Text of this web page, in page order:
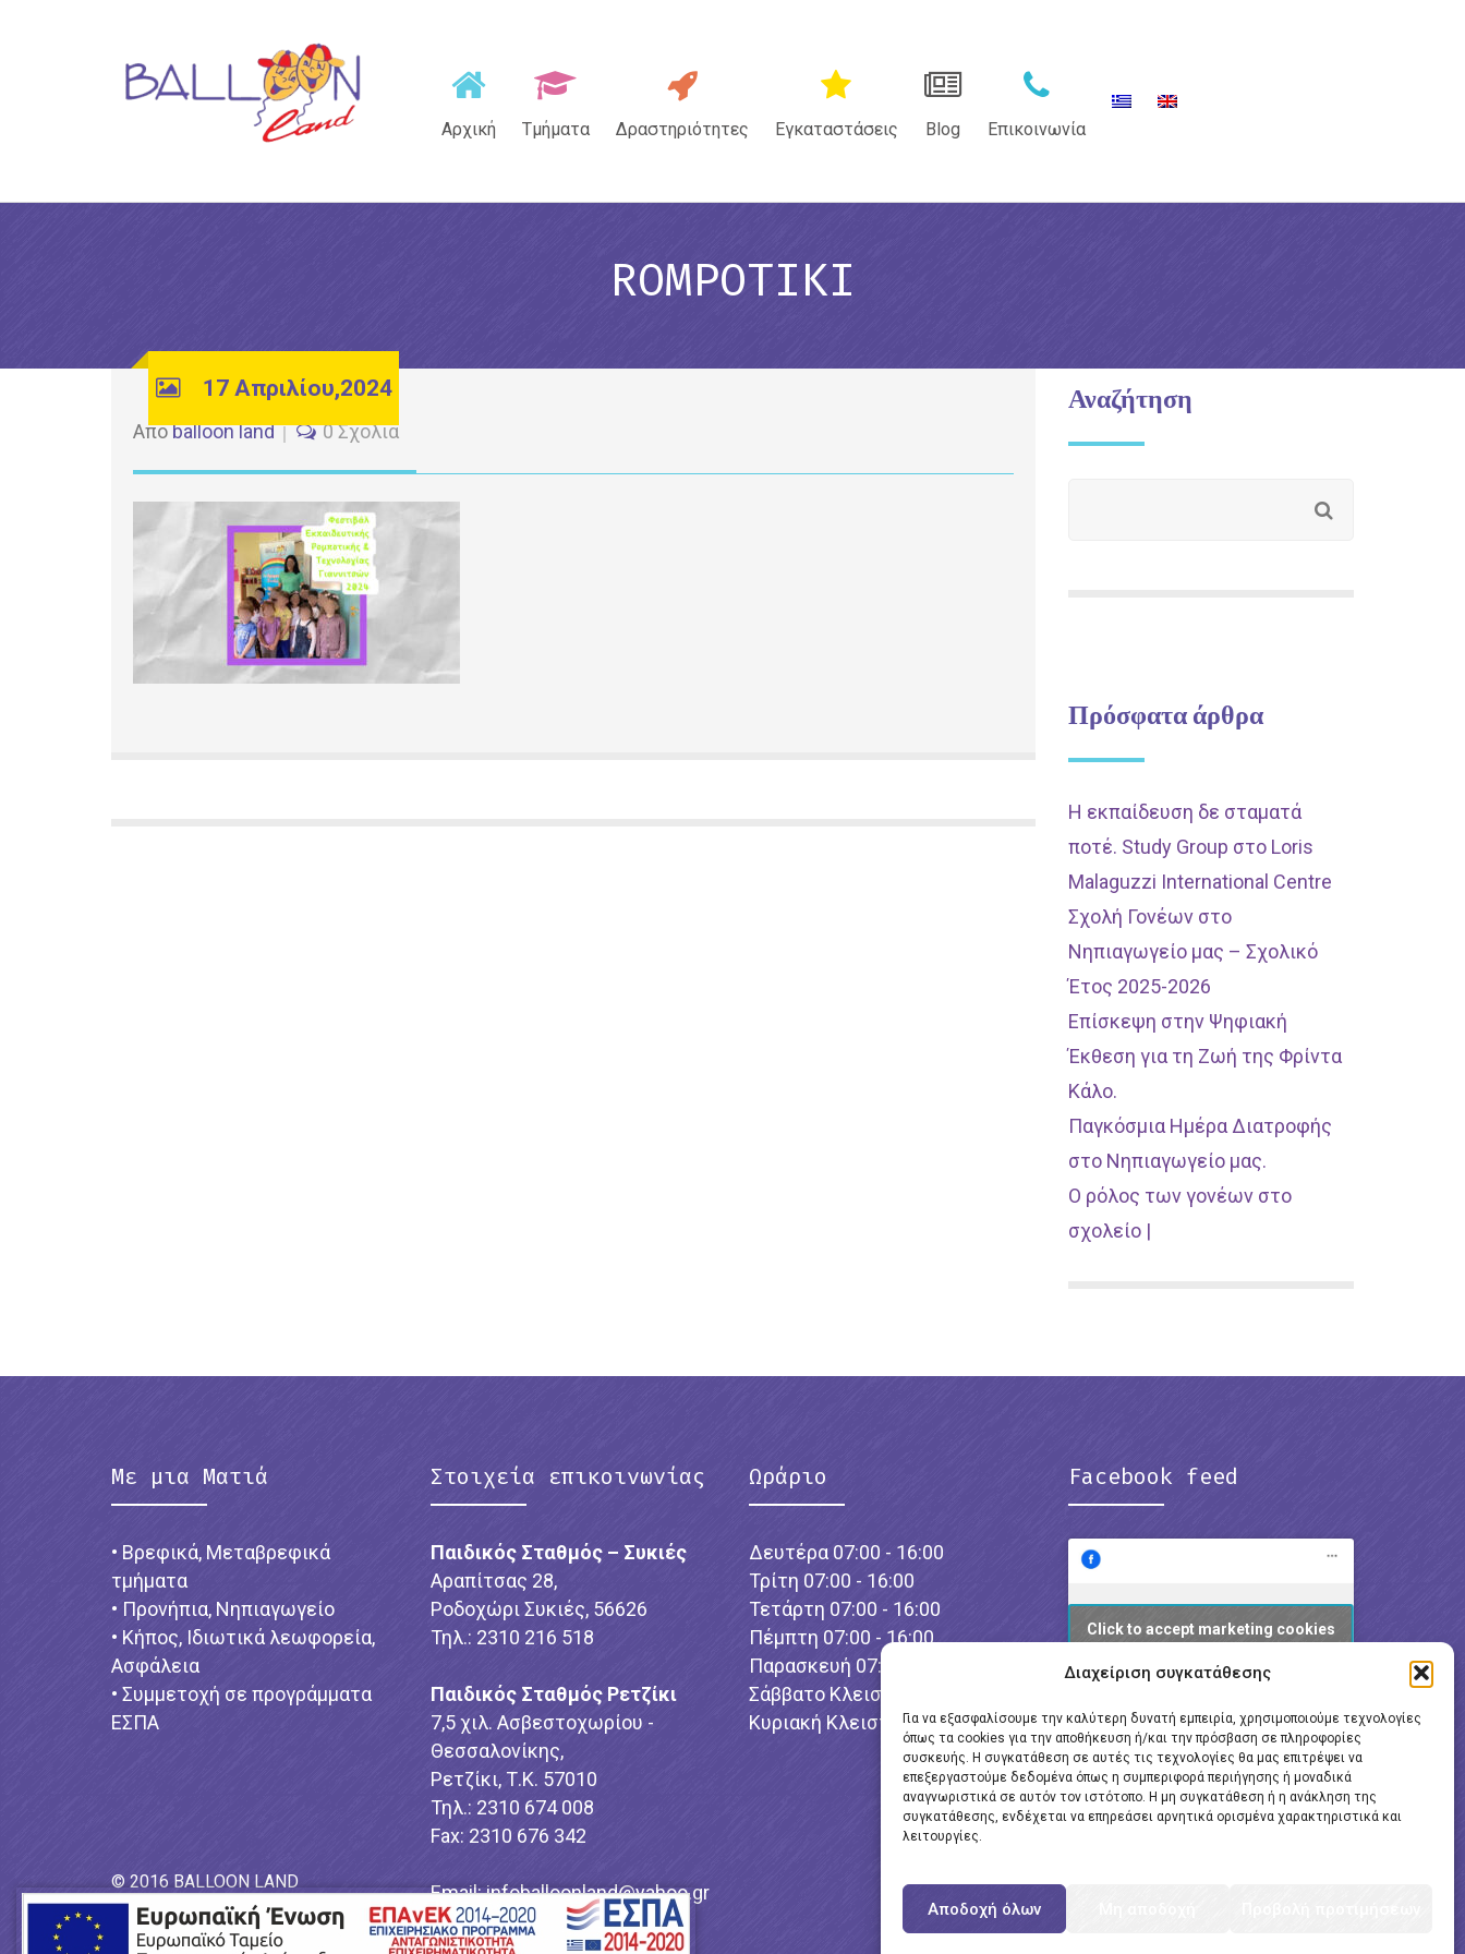
Διαχείριση συγκατάθεσης
Για να εξασφαλίσουμε την καλύτερη δυνατή εμπειρία, χρησιμοποιούμε τεχνολογίες
όπως τα cookies για την αποθήκευση ή/και την πρόσβαση σε πληροφορίες
συσκευής. Η συγκατάθεση σε αυτές τις τεχνολογίες θα μας επιτρέψει να
επεξεργαστούμε δεδομένα όπως η συμπεριφορά περιήγησης ή μοναδικά
αναγνωριστικά σε αυτόν τον ιστότοπο. Η μη συγκατάθεση ή η ανάκληση της
συγκατάθεσης, ενδέχεται να επηρεάσει αρνητικά ορισμένα χαρακτηριστικά και
λειτουργίες.
Αποδοχή όλων
Αρχική Τμήματα Δραστηριότητες Εγκαταστάσεις Blog Επικοινωνία
ROMPOTIKI
17 Απριλίου,2024
Απόballoon land 0 Σχόλια
Αναζήτηση
Πρόσφατα άρθρα
Η εκπαίδευση δε σταματά
ποτέ. Study Group στο Loris
Malaguzzi International Centre
Σχολή Γονέων στο
Νηπιαγωγείο μας – Σχολικό
Έτος 2025-2026
Επίσκεψη στην Ψηφιακή
Έκθεση για τη Ζωή της Φρίντα
Κάλο.
Παγκόσμια Ημέρα Διατροφής
στο Νηπιαγωγείο μας.
Ο ρόλος των γονέων στο
σχολείο |
Με μια Ματιά
• Βρεφικά, Μεταβρεφικά
τμήματα
• Προνήπια, Νηπιαγωγείο
• Κήπος, Ιδιωτικά λεωφορεία,
Ασφάλεια
• Συμμετοχή σε προγράμματα
ΕΣΠΑ
© 2016 BALLOON LAND
Power by
Στοιχεία επικοινωνίας
Παιδικός Σταθμός – Συκιές
Αραπίτσας 28,
Ροδοχώρι Συκιές, 56626
Τηλ.: 2310 216 518
Παιδικός Σταθμός Ρετζίκι
7,5 χιλ. Ασβεστοχωρίου -
Θεσσαλονίκης,
Ρετζίκι, Τ.Κ. 57010
Τηλ.: 2310 674 008
Fax: 2310 676 342
Email:infoballoonland@yahoo.gr
Ωράριο
Δευτέρα 07:00 - 16:00
Τρίτη 07:00 - 16:00
Τετάρτη 07:00 - 16:00
Πέμπτη 07:00 - 16:00
Παρασκευή 07:00 - 16:00
Σάββατο Κλειστό
Κυριακή Κλειστό
Facebook feed
Click to accept marketing cookies